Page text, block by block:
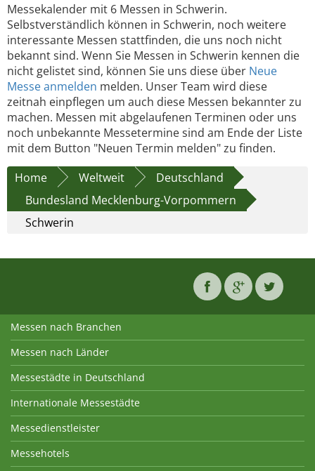
Messekalender mit 6 Messen in Schwerin.
Selbstverständlich können in Schwerin, noch weitere
interessante Messen stattfinden, die uns noch nicht
bekannt sind. Wenn Sie Messen in Schwerin kennen die
nicht gelistet sind, können Sie uns diese über Neue
Messe anmelden melden. Unser Team wird diese
zeitnah einpflegen um auch diese Messen bekannter zu
machen. Messen mit abgelaufenen Terminen oder uns
noch unbekannte Messetermine sind am Ende der Liste
mit dem Button "Neuen Termin melden" zu finden.
Home
Weltweit
Deutschland
Bundesland Mecklenburg-Vorpommern
Schwerin
Messen nach Branchen
Messen nach Länder
Messestädte in Deutschland
Internationale Messestädte
Messedienstleister
Messehotels